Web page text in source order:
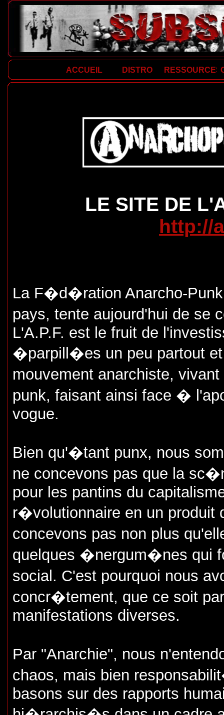
ACCUEIL DISTRO RESSOURCES
LE SITE DE
http://
La F�d�ration Anarcho-
pays, tente aujourd'hui de se
L'A.P.F. est le fruit de
�parpill�es un peu partout et
mouvement anarchiste,
punk, faisant ainsi face �
vogue.
Bien qu'�tant punx, nous
ne concevons pas que la
pour les pantins du
r�volutionnaire en un produit
concevons pas non plus
quelques �nergum�nes qui
social. C'est pourquoi nous
concr�tement, que ce soit
manifestations diverses.
Par "Anarchie", nous
chaos, mais bien
basons sur des rapports